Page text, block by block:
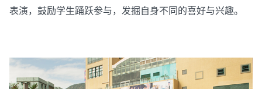
表演，鼓励学生踊跃参与，发掘自身不同的喜好与兴趣。